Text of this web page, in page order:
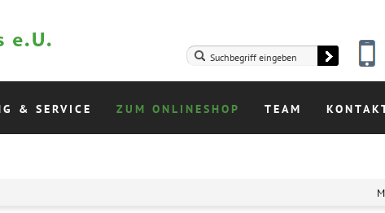
& SERVICE ZUM ONLINESHOP TEAM